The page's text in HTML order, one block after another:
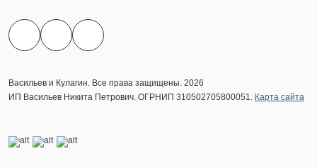
Васильев и Кулагин. Все права защищены. 2026
ИП Васильев Никита Петрович. ОГРНИП 310502705800051. Карта сайта